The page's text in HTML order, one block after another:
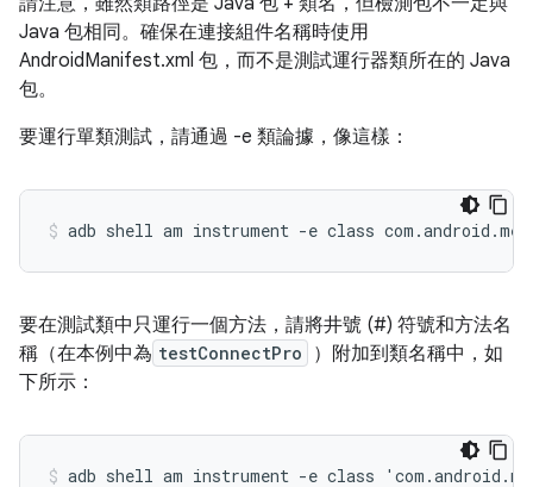
Java 包相同。確保在連接組件名稱時使用
AndroidManifest.xml 包，而不是測試運行器類所在的 Java
包。
要運行單類測試，請通過 -e 類論據，像這樣：
要在測試類中只運行一個方法，請將井號 (#) 符號和方法名
稱（在本例中為 testConnectPro
）附加到類名稱中，如
下所示：